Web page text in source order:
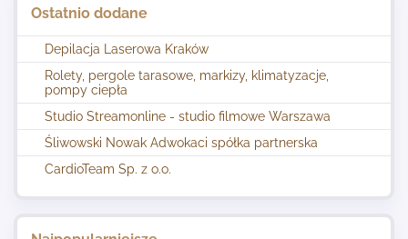
Ostatnio dodane
Depilacja Laserowa Kraków
Rolety, pergole tarasowe, markizy, klimatyzacje,
pompy ciepła
Studio Streamonline - studio filmowe Warszawa
Śliwowski Nowak Adwokaci spółka partnerska
CardioTeam Sp. z o.o.